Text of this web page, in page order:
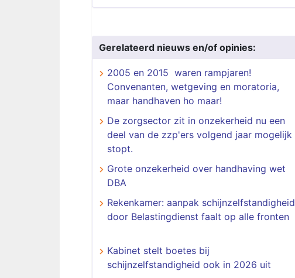
Gerelateerd nieuws en/of opinies:
2005 en 2015 waren rampjaren!
Convenanten, wetgeving en moratoria,
maar handhaven ho maar!
De zorgsector zit in onzekerheid nu een
deel van de zzp'ers volgend jaar mogelijk
stopt.
Grote onzekerheid over handhaving wet
DBA
Rekenkamer: aanpak schijnzelfstandigheid
door Belastingdienst faalt op alle fronten
Kabinet stelt boetes bij
schijnzelfstandigheid ook in 2026 uit